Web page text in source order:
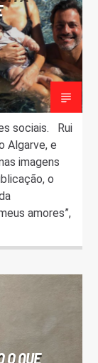
sociais. Rui
Algarve, e
imagens
o
amores”,
O QUE